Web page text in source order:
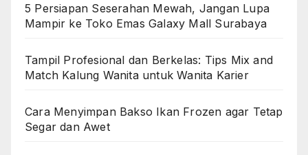
5 Persiapan Seserahan Mewah, Jangan Lupa
Mampir ke Toko Emas Galaxy Mall Surabaya
Tampil Profesional dan Berkelas: Tips Mix and
Match Kalung Wanita untuk Wanita Karier
Cara Menyimpan Bakso Ikan Frozen agar Tetap
Segar dan Awet